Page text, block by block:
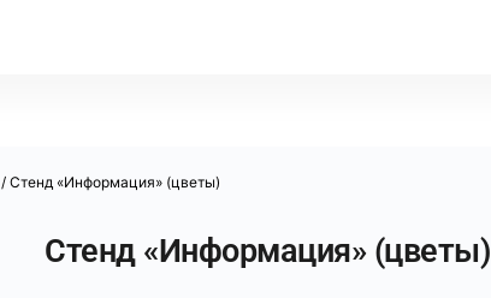
/ Стенд «Информация» (цветы)
Стенд «Информация» (цветы)